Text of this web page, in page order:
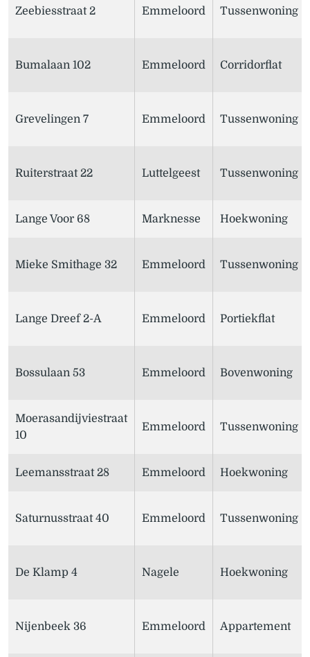
Zeebiesstraat 2 Emmeloord Tussenwoning
Bumalaan 102 Emmeloord Corridorflat
Grevelingen 7 Emmeloord Tussenwoning
Ruiterstraat 22 Luttelgeest Tussenwoning
Lange Voor 68 Marknesse Hoekwoning
Mieke Smithage 32 Emmeloord Tussenwoning
Lange Dreef 2-A Emmeloord Portiekflat
Bossulaan 53 Emmeloord Bovenwoning
Moerasandijviestraat
10
Emmeloord Tussenwoning
Leemansstraat 28 Emmeloord Hoekwoning
Saturnusstraat 40 Emmeloord Tussenwoning
De Klamp 4 Nagele Hoekwoning
Nijenbeek 36 Emmeloord Appartement